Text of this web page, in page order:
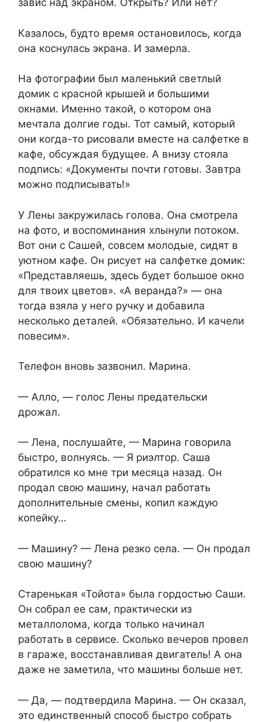
завис над экраном. Открыть? Или нет?
Казалось, будто время остановилось, когда
она коснулась экрана. И замерла.
На фотографии был маленький светлый
домик с красной крышей и большими
окнами. Именно такой, о котором она
мечтала долгие годы. Тот самый, который
они когда-то рисовали вместе на салфетке в
кафе, обсуждая будущее. А внизу стояла
подпись: «Документы почти готовы. Завтра
можно подписывать!»
У Лены закружилась голова. Она смотрела
на фото, и воспоминания хлынули потоком.
Вот они с Сашей, совсем молодые, сидят в
уютном кафе. Он рисует на салфетке домик:
«Представляешь, здесь будет большое окно
для твоих цветов». «А веранда?» — она
тогда взяла у него ручку и добавила
несколько деталей. «Обязательно. И качели
повесим».
Телефон вновь зазвонил. Марина.
— Алло, — голос Лены предательски
дрожал.
— Лена, послушайте, — Марина говорила
быстро, волнуясь. — Я риэлтор. Саша
обратился ко мне три месяца назад. Он
продал свою машину, начал работать
дополнительные смены, копил каждую
копейку…
— Машину? — Лена резко села. — Он продал
свою машину?
Старенькая «Тойота» была гордостью Саши.
Он собрал ее сам, практически из
металлолома, когда только начинал
работать в сервисе. Сколько вечеров провел
в гараже, восстанавливая двигатель! А она
даже не заметила, что машины больше нет.
— Да, — подтвердила Марина. — Он сказал,
это единственный способ быстро собрать